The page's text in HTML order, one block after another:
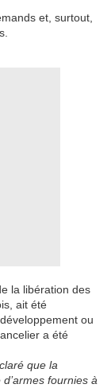
et, surtout,
la libération des
ait été
ou
a été
que la
fournies à